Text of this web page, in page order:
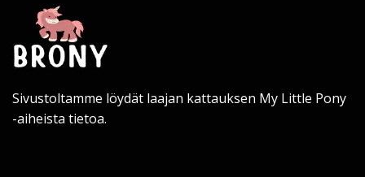
Sivustoltamme löydät laajan kattauksen My Little Pony
-aiheista tietoa.